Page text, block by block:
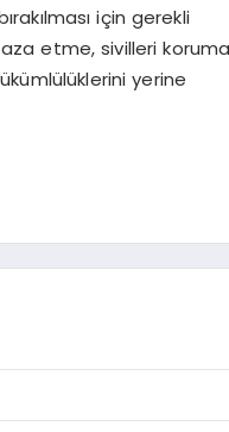
için gerekli
etme, sivilleri
yerine